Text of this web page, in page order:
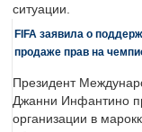
ситуации.
FIFA заявила о
продаже прав на
Президент
Джанни Инфантино
организации в